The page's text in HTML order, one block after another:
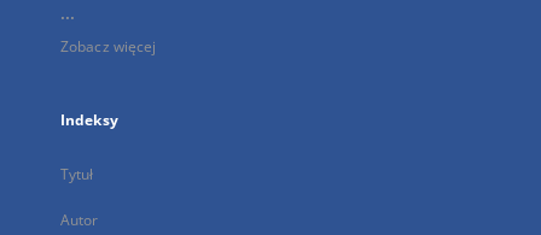
...
Zobacz więcej
Indeksy
Tytuł
Autor